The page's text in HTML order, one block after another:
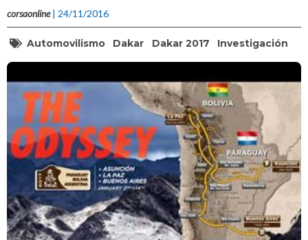
corsaonline | 24/11/2016
Automovilismo Dakar Dakar 2017 Investigación